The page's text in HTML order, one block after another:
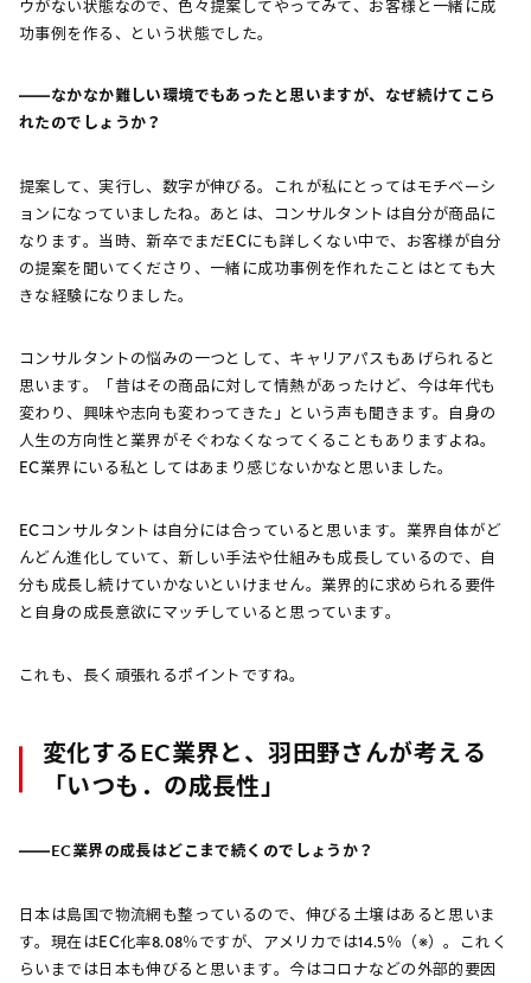
ウがない状態なので、色々提案してやってみて、お客様と一緒に成
功事例を作る、という状態でした。
――なかなか難しい環境でもあったと思いますが、なぜ続けてこら
れたのでしょうか？
提案して、実行し、数字が伸びる。これが私にとってはモチベーシ
ョンになっていましたね。あとは、コンサルタントは自分が商品に
なります。当時、新卒でまだECにも詳しくない中で、お客様が自分
の提案を聞いてくださり、一緒に成功事例を作れたことはとても大
きな経験になりました。
コンサルタントの悩みの一つとして、キャリアパスもあげられると
思います。「昔はその商品に対して情熱があったけど、今は年代も
変わり、興味や志向も変わってきた」という声も聞きます。自身の
人生の方向性と業界がそぐわなくなってくることもありますよね。
EC業界にいる私としてはあまり感じないかなと思いました。
ECコンサルタントは自分には合っていると思います。業界自体がど
んどん進化していて、新しい手法や仕組みも成長しているので、自
分も成長し続けていかないといけません。業界的に求められる要件
と自身の成長意欲にマッチしていると思っています。
これも、長く頑張れるポイントですね。
変化するEC業界と、羽田野さんが考える
「いつも．の成長性」
――EC業界の成長はどこまで続くのでしょうか？
日本は島国で物流網も整っているので、伸びる土壌はあると思いま
す。現在はEC化率8.08％ですが、アメリカでは14.5％（※）。これく
らいまでは日本も伸びると思います。今はコロナなどの外部的要因